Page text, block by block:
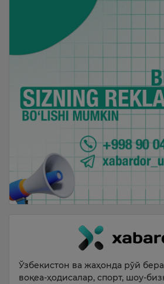
Ўзбекистон ва жаҳонда рўй
воқеа-ҳодисалар, спорт, шоу-